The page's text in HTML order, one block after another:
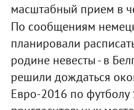
масштабный прием в
По сообщениям
планировали
родине невесты - в
решили дождаться
Евро-2016 по футболу